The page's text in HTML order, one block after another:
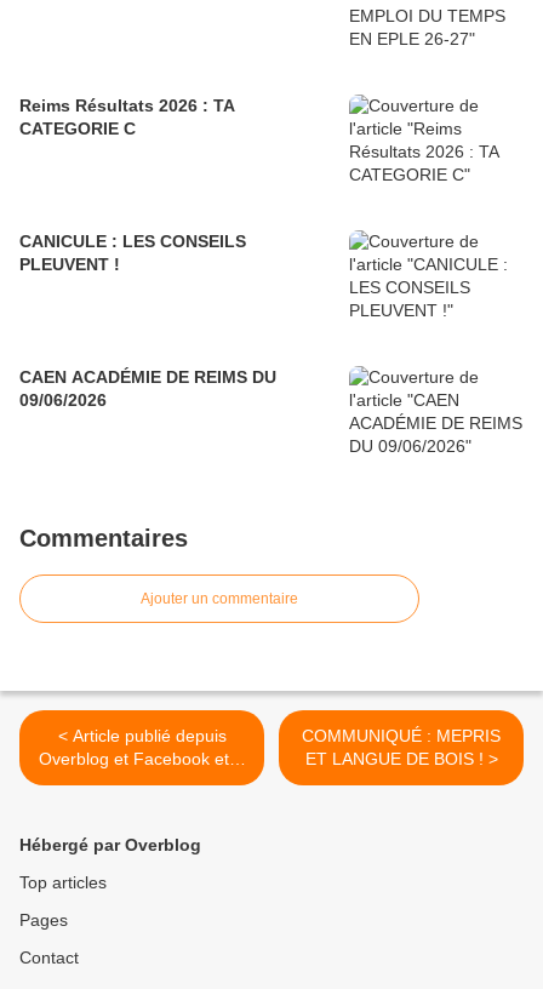
Reims Résultats 2026 : TA
CATEGORIE C
CANICULE : LES CONSEILS
PLEUVENT !
CAEN ACADÉMIE DE REIMS DU
09/06/2026
Commentaires
Ajouter un commentaire
< Article publié depuis
Overblog et Facebook et X
(Twitter)
COMMUNIQUÉ : MEPRIS
ET LANGUE DE BOIS ! >
Hébergé par Overblog
Top articles
Pages
Contact